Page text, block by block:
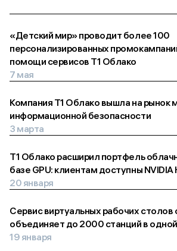
«Детский мир» проводит более 100
персонализированных
помощи сервисов Т1 Облако
7 мая
Компания Т1 Облако вышла на рынок
информационной безопасности
3 марта
Т1 Облако расширил портфель
базе GPU: клиентам доступны
20 января
Сервис виртуальных рабочих столов
объединяет до 2000 станций в
19 января